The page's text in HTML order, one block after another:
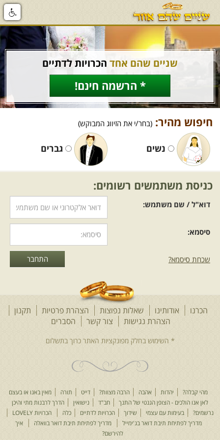
שניים שהם אחד הכרויות לדתיים
* הרשמה חינם!
חיפוש מהיר: (בחר/י את הזיווג המבוקש)
נשים גברים
כניסת משתמשים רשומים:
דוא"ל / שם משתמש:
סיסמא:
שכחת סיסמא?
הכרנו אודותינו שאלות נפוצות הצהרת פרטיות
תקנון
הצהרת נגישות
צור קשר הסברים
מהי קבלה? יהדות אהבה הרבה מצוות? דייט תורה
מאין באנו או בעצם
לאן אנו הולכים - הצופן הגנטי של התנך
חב"ד נישואין
הדרך לרבנות מתי והיכן
נרשמים?
בעימות עם עצמי שידוך הכרויות לדתיים כלה
הכרויות LOVELY
מדריך לפתיחת תיבת דואר בג'ימייל
מדריך לפתיחת תיבת דואר בוואלה
איך
להירשם?